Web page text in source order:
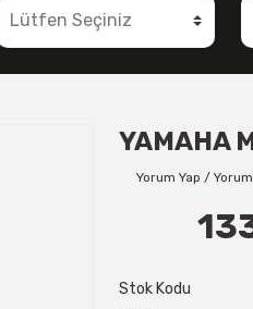
YAMAHA
Yorum Yap /
Stok Kodu